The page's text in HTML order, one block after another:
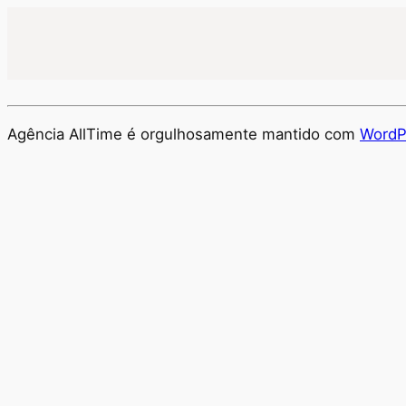
Agência AllTime é orgulhosamente mantido com